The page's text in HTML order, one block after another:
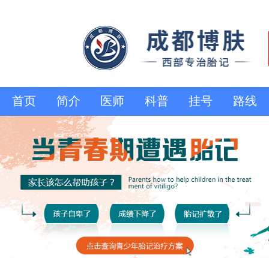
首页 简介 医师 科普 挂号 路线